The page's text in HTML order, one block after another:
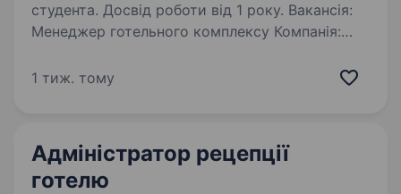
студента. Досвід роботи від 1 року. Вакансія:
Менеджер готельного комплексу Компанія:
Пилипець, Закарпатська область (проживання
1 тиж. тому
Адміністратор рецепції
готелю